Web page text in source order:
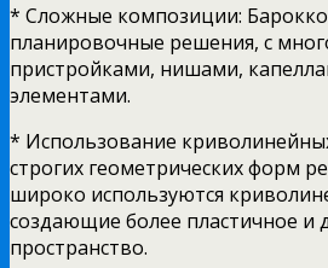
* Сложные композиции:
планировочные решения, с
пристройками, нишами,
элементами.
* Использование
строгих геометрических форм
широко используются
создающие более пластичное и
пространство.